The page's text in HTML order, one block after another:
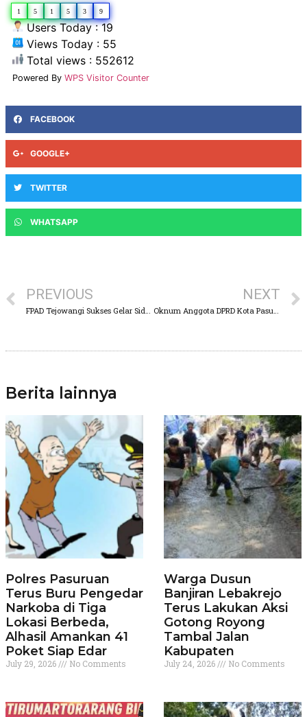
1 5 1 5 3 9
Users Today : 19
Views Today : 55
Total views : 552612
Powered By WPS Visitor Counter
FACEBOOK
GOOGLE+
TWITTER
WHATSAPP
PREVIOUS NEXT
Berita lainnya
Polres Pasuruan
Terus Buru Pengedar
Narkoba di Tiga
Lokasi Berbeda,
Alhasil Amankan 41
Poket Siap Edar
July 29, 2026 No Comments
Warga Dusun
Banjiran Lebakrejo
Terus Lakukan Aksi
Gotong Royong
Tambal Jalan
Kabupaten
July 24, 2026 No Comments